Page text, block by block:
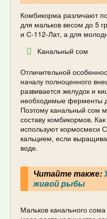
Комбикорма различают
для мальков весом до 5
и С-112-Лат, а для
Канальный сом
Отличительной
началу полноценного
развивается желудок и
необходимые ферменты
Поэтому канальный сом
составу комбикормов.
используют кормосмеси
кальцием, если
воде.
Читайте также:
живой рыбы
Мальков канального